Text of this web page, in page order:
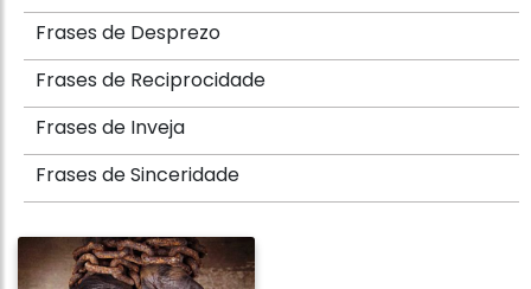
Frases de Desprezo
Frases de Reciprocidade
Frases de Inveja
Frases de Sinceridade